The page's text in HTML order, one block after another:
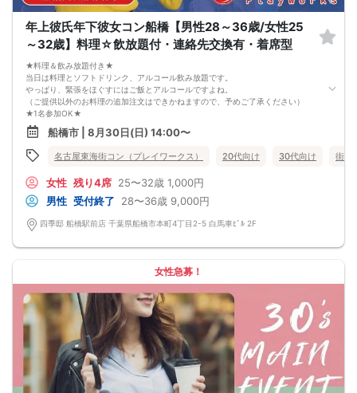
泊費、通信費等の返金は行いません。
お申し込みが完了した時点で上記すべての事項に同意したと判断いたします。
8/29(土)平成生まれ限定コン船橋
年上彼氏年下彼女コン船橋【男性28～36歳/女性25
～32歳】料理☆飲放題付・連絡先交換有・着席型
★料理＆飲み放題付き★
当日は料理とソフトドリンク、アルコール飲み放題です。
やっぱり、緊張をほぐすにはご飯とアルコールですよね。
（ご提供以外のお料理の追加注文はできかねますので、予めご了承ください）
★1名参加OK★
他の1名参加の方とペアになりますし、友達作りにも最適です。
基本的には２：２のグループトークとなります。
（１：１でのトークはございませんので、予めご了承ください）
★プロフィールカードにより会話のキッカケもバッチリ★
なんてことは絶対ありません！
プロフィールカードを活用し、「はじめまして」から会話を楽しみましょう。
★完全着席型・連絡先交換は自由★
完全着席型で席替えはできる限り行います。
席替えの５分前には連絡先交換を促すアナウンスをいたしますので、「連絡先交
1. ２名様以上でのご参加は必ず同性同士でお申し込みください。
2. 服装の指定はございません。多くのお客様はカジュアルな格好でおこしになら
れています。
3. 開催判断はイベント前日の時点で男性３名・女性３名以上のお申し込みからに
なりますが、当日に参加者のキャンセルで比率が崩れた場合や開催判断人数を下
回った場合、一切返金などの保証はいたしませんのでご了承ください。
4. イベントページ内の「お申し込み状況」等はキャンセルなどで当日の参加人
数、男女比率と異なる可能性がございます。
5. 当日は店舗の外ではなく店舗内で受付いたします。店内に入り店員に「街コン
船橋市 | 8月30日(日) 14:00〜
名古屋東海街コン（プレイワークス） 20代向け 30代向け 街コ
女性 残り4席 25〜32歳 1,000円
男性 受付終了 28〜36歳 9,000円
四季邸 船橋駅前店 千葉県船橋市本町4丁目2-5 白馬車ﾋﾞﾙ 2F
女性急募！